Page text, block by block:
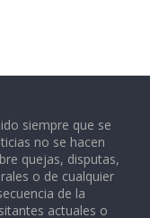
siempre que se
no se hacen
quejas, disputas,
o de cualquier
de la
actuales o